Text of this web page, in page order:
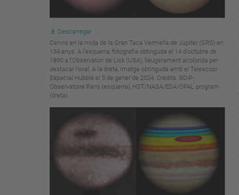
Descarregar
Canvis en la mida de la Gran Taca Vermella de Júpiter (GRS) en
134 anys. A l’esquerra, fotografia obtinguda el 14 d'octubre de
1890 a l'Observatori de Lick (USA), lleugerament acolorida per
destacar l'oval. A la dreta, imatge obtinguda amb el Telescopi
Espacial Hubble el 5 de gener de 2024. Crèdits: BDIP-
Observatoire Paris (esquerra), HST/NASA/ESA/OPAL program
(dreta).